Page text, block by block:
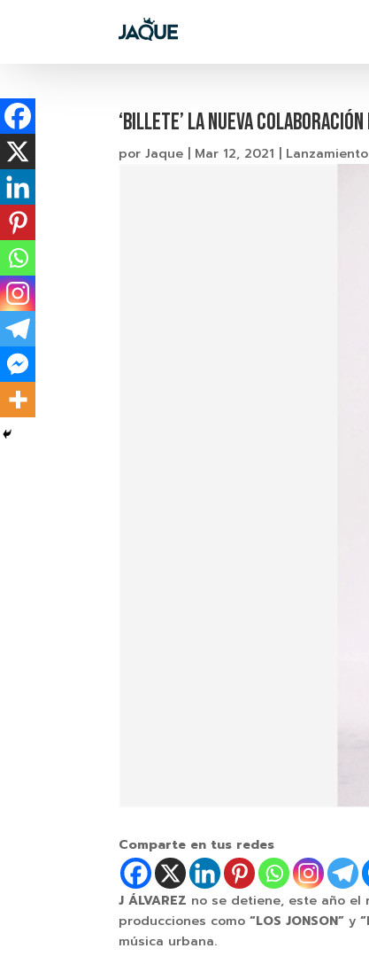
‘BILLETE’ LA NUEVA
porJaque | Mar 12, 2021 |
Comparte en tus redes
J ÁLVAREZ no se detiene, este año
producciones como“LOS JONSON” y
música urbana.